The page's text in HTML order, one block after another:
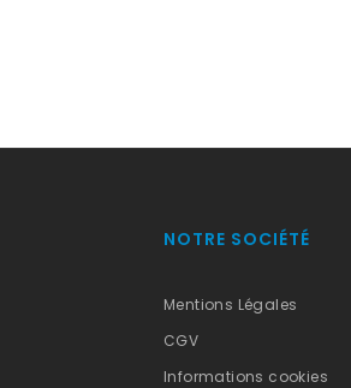
NOTRE SOCIÉTÉ
Mentions Légales
CGV
Informations cookies